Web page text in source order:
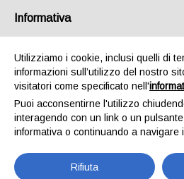
Home Prodotto
Informativa
Utilizziamo i cookie, inclusi quelli di
informazioni sull’utilizzo del nostro
visitatori come specificato nell'
Puoi acconsentirne l'utilizzo
interagendo con un link o un
informativa o continuando a navigare
Rifiuta